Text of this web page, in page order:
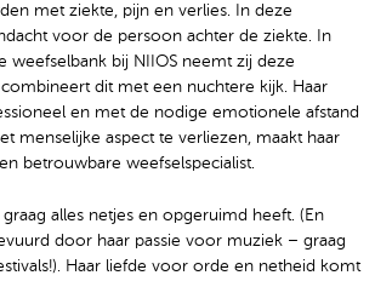
met ziekte, pijn en verlies. In deze
voor de persoon achter de ziekte. In
weefselbank bij NIIOS neemt zij deze
dit met een nuchtere kijk. Haar
en met de nodige emotionele afstand
menselijke aspect te verliezen, maakt haar
betrouwbare weefselspecialist.
alles netjes en opgeruimd heeft. (En
door haar passie voor muziek – graag
Haar liefde voor orde en netheid komt